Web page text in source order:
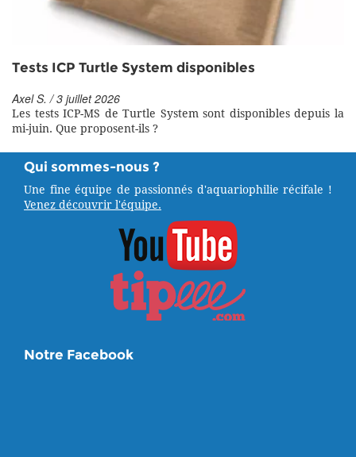
Tests ICP Turtle System disponibles
Axel S. / 3 juillet 2026
Les tests ICP-MS de Turtle System sont disponibles depuis la
mi-juin. Que proposent-ils ?
Qui sommes-nous ?
Une fine équipe de passionnés d'aquariophilie récifale !
Venez découvrir l'équipe.
Notre Facebook